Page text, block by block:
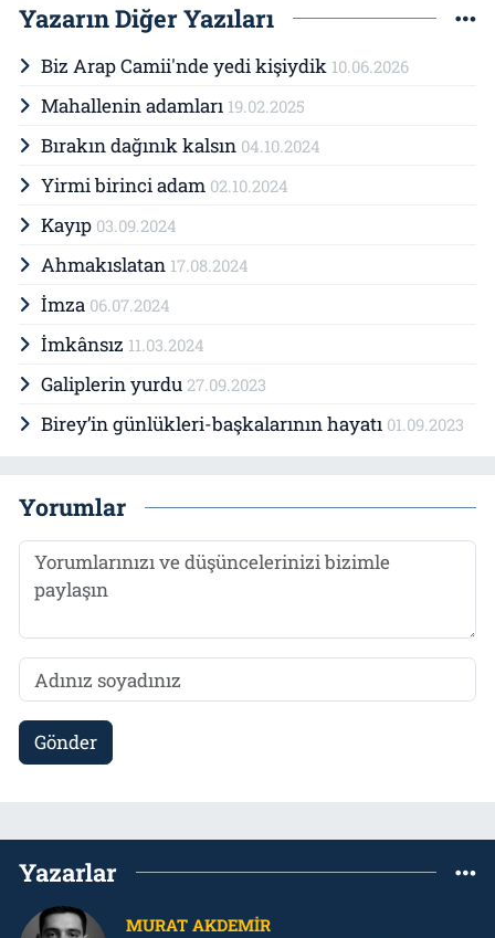
Yazarın Diğer Yazıları
Biz Arap Camii'nde yedi kişiydik 10.06.2026
Mahallenin adamları 19.02.2025
Bırakın dağınık kalsın 04.10.2024
Yirmi birinci adam 02.10.2024
Kayıp 03.09.2024
Ahmakıslatan 17.08.2024
İmza 06.07.2024
İmkânsız 11.03.2024
Galiplerin yurdu 27.09.2023
Birey’in günlükleri-başkalarının hayatı 01.09.2023
Yorumlar
Gönder
Yazarlar
MURAT AKDEMIR